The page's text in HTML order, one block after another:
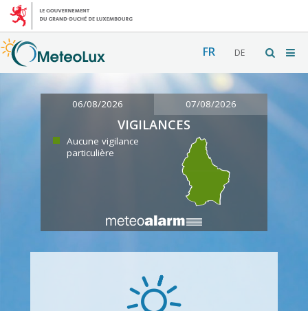
FR DE
06/08/2026 07/08/2026
VIGILANCES
Aucune vigilance
particulière